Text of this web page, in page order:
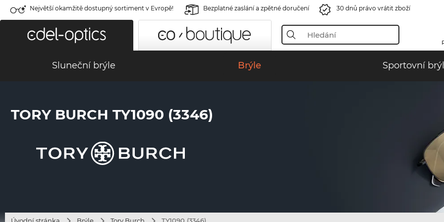
Největší okamžitě dostupný sortiment v Evropě! Bezplatné zaslání a zpětné doručení 30 dnů právo vrátit zboží
Sluneční brýle Brýle Sportovní
TORY BURCH TY1090 (3346)